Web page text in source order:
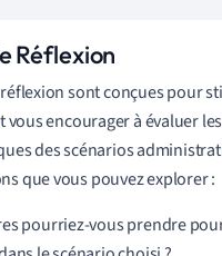
Réflexion
sont conçues pour
vous encourager à évaluer les
des scénarios
que vous pouvez explorer :
pourriez-vous prendre